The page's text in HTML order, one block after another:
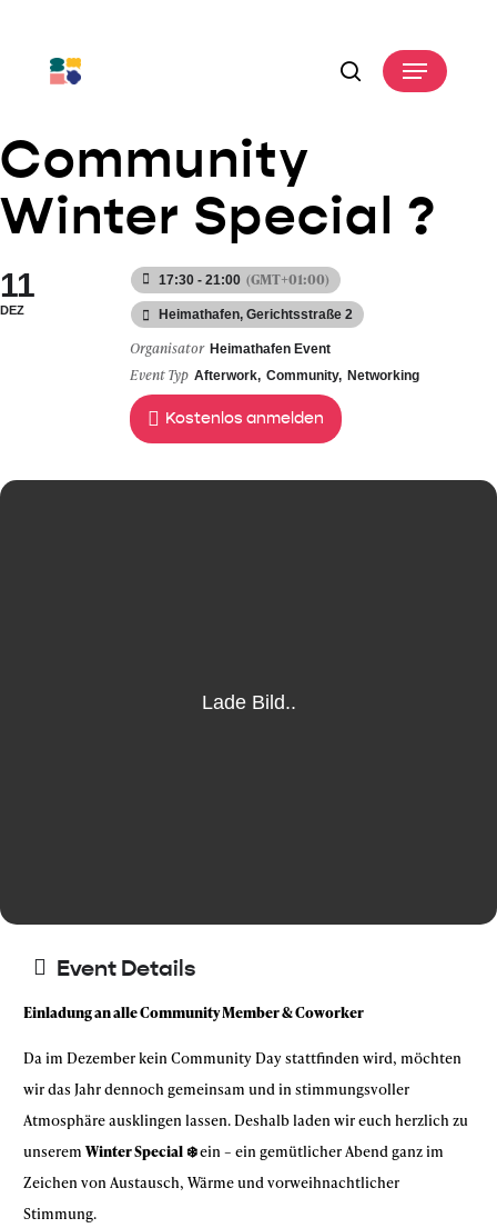
search
Menu
Community
Winter Special ?
11
DEZ
17:30 - 21:00 (GMT+01:00)
Heimathafen, Gerichtsstraße 2
Organisator Heimathafen Event
Event Typ Afterwork, Community, Networking
Kostenlos anmelden
Event Details
Einladung an alle Community Member & Coworker
Da im Dezember kein Community Day stattfinden wird, möchten
wir das Jahr dennoch gemeinsam und in stimmungsvoller
Atmosphäre ausklingen lassen. Deshalb laden wir euch herzlich zu
unseremWinter Special ❄️ein – ein gemütlicher Abend ganz im
Zeichen von Austausch, Wärme und vorweihnachtlicher
Stimmung.